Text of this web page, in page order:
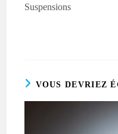
more
articles
Suspensions
VOUS DEVRIEZ